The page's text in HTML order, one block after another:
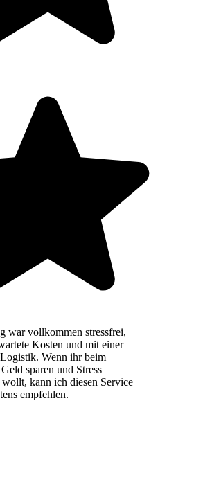
war vollkommen stressfrei,
Kosten und mit einer
Wenn ihr beim
sparen und Stress
kann ich diesen Service
empfehlen.